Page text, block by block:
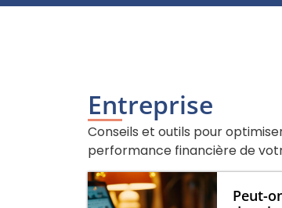
Entreprise
Conseils et outils pour
performance financière de
Peut-